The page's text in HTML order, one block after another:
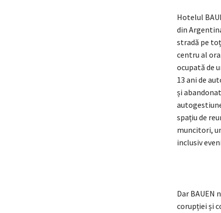
Hotelul
din
stradă pe
centru al
ocupată de
13 ani de
și
spațiu de
muncitori,
inclusiv
Dar BAUEN
corupției și